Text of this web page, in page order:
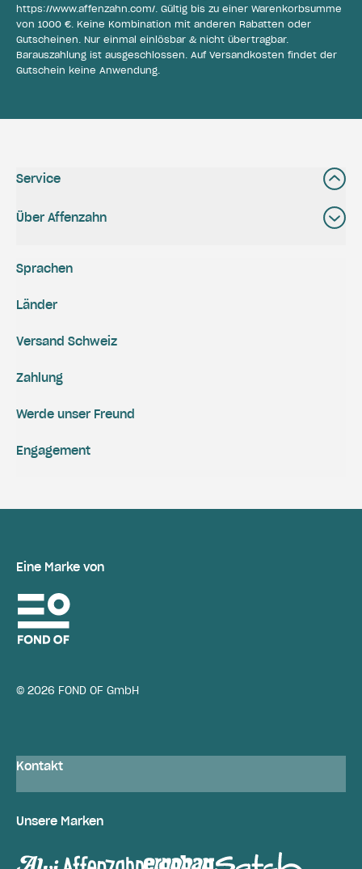
https://www.affenzahn.com/ . Gültig bis zu einer Warenkorbsumme
von 1000 €. Keine Kombination mit anderen Rabatten oder
Gutscheinen. Nur einmal einlösbar & nicht übertragbar.
Barauszahlung ist ausgeschlossen. Auf Versandkosten findet der
Gutschein keine Anwendung.
Service
Über Affenzahn
Versand Schweiz
Zahlung
Engagement
Werde unser Freund
Sprachen
Länder
Eine Marke von
© 2026 FOND OF GmbH
Kontakt
Unsere Marken